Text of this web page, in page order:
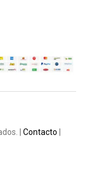
| Contacto